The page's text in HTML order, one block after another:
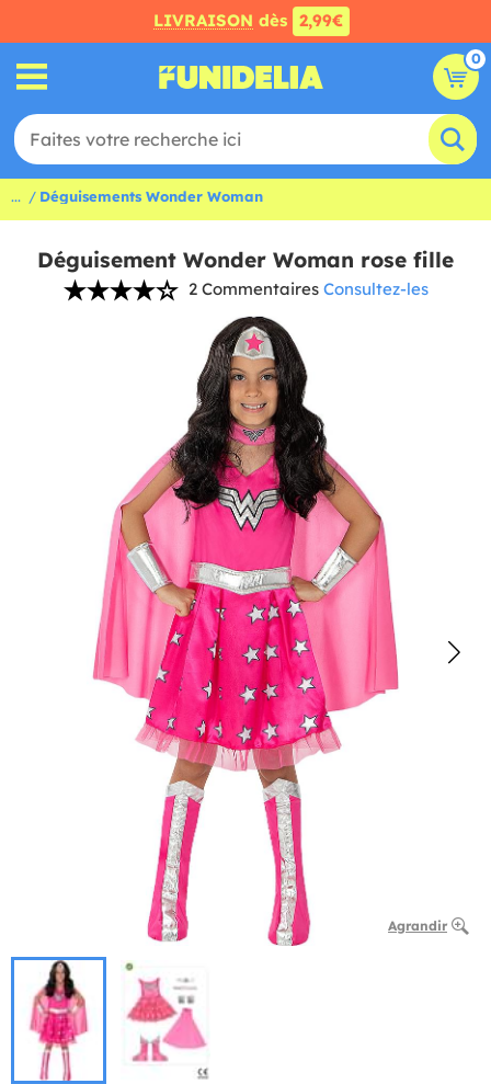
LIVRAISON dès 2,99€
0
... Déguisements Wonder Woman
Déguisement Wonder Woman rose fille
2 Commentaires Consultez-les
Agrandir